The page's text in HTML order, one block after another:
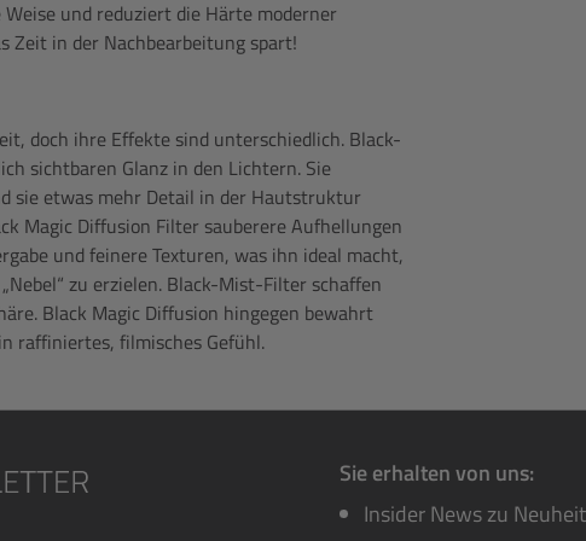
und reduziert die Härte moderner
Zeit in der Nachbearbeitung spart!
doch ihre Effekte sind unterschiedlich. Black-
sichtbaren Glanz in den Lichtern. Sie
sie etwas mehr Detail in der Hautstruktur
Magic Diffusion Filter sauberere Aufhellungen
und feinere Texturen, was ihn ideal macht,
zu erzielen. Black-Mist-Filter schaffen
Black Magic Diffusion hingegen bewahrt
raffiniertes, filmisches Gefühl.
Sie erhalten von uns:
Insider News zu